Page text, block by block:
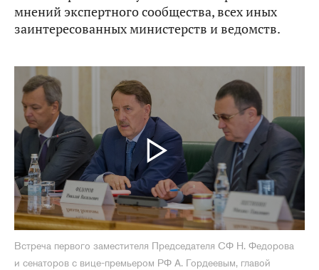
мнений экспертного сообщества, всех иных
заинтересованных министерств и ведомств.
Встреча первого заместителя Председателя СФ Н. Федорова
и сенаторов с вице-премьером РФ А. Гордеевым, главой